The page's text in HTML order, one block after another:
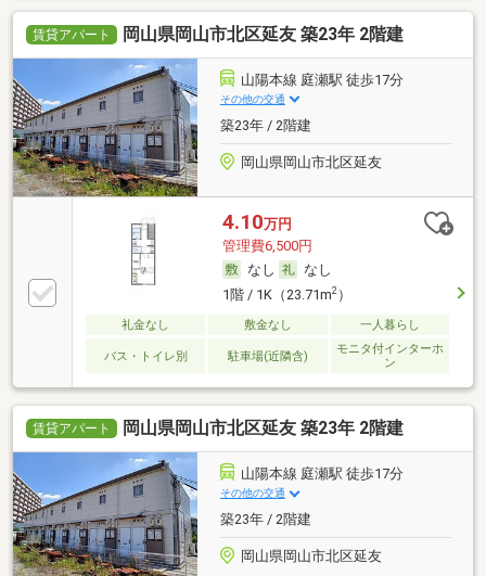
賃貸アパート 岡山県岡山市北区延友 築23年 2階建
山陽本線 庭瀬駅 徒歩17分
その他の交通
築23年 / 2階建
岡山県岡山市北区延友
4.10万円
管理費6,500円
なし
なし
1階 / 1K（23.71m2）
礼金なし 敷金なし 一人暮らし
バス・トイレ別 駐車場(近隣含)
モニタ付インターホ
ン
賃貸アパート 岡山県岡山市北区延友 築23年 2階建
山陽本線 庭瀬駅 徒歩17分
その他の交通
築23年 / 2階建
岡山県岡山市北区延友